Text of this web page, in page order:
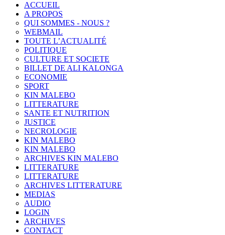
ACCUEIL
A PROPOS
QUI SOMMES - NOUS ?
WEBMAIL
TOUTE L’ACTUALITÉ
POLITIQUE
CULTURE ET SOCIETE
BILLET DE ALI KALONGA
ECONOMIE
SPORT
KIN MALEBO
LITTERATURE
SANTE ET NUTRITION
JUSTICE
NECROLOGIE
KIN MALEBO
KIN MALEBO
ARCHIVES KIN MALEBO
LITTERATURE
LITTERATURE
ARCHIVES LITTERATURE
MEDIAS
AUDIO
LOGIN
ARCHIVES
CONTACT